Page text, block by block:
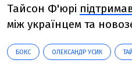
Тайсон Ф'юрі
між українцем та
БОКС ОЛЕКСАНДР УСИК